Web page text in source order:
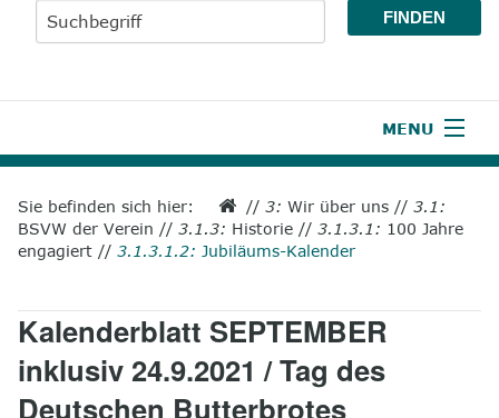
MENU
2
Aktuelles
4
Unsere Leistungen
5
Wissenswertes
Sie befinden sich hier: //3:Wir über uns //3.1:
BSVW der Verein //3.1.3: Historie //3.1.3.1: 100 Jahre
engagiert //3.1.3.1.2: Jubiläums-Kalender
Kalenderblatt SEPTEMBER
inklusiv 24.9.2021 / Tag des
Deutschen Butterbrotes